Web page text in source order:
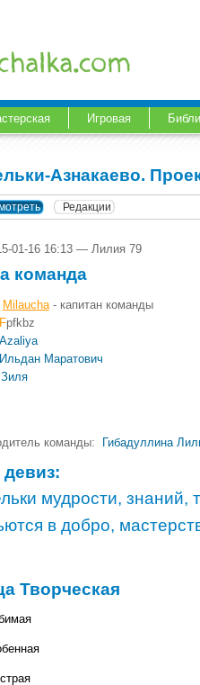
Игровая
Азнакаево.
Редакции
01-16 16:13 — Лилия 79
команда
Milaucha- капитан команды
Fpfkbz
Azaliya
ИльданМаратович
Зиля
команды: Гибадуллина
мудрости, знаний,
в добро,
Творческая